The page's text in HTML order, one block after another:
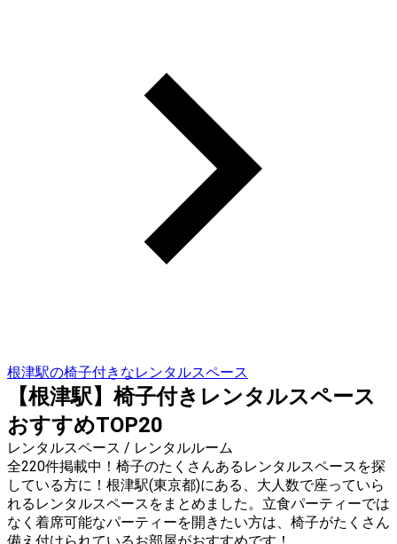
根津駅の椅子付きなレンタルスペース
【根津駅】椅子付きレンタルスペース
おすすめTOP20
レンタルスペース / レンタルルーム
全220件掲載中！椅子のたくさんあるレンタルスペースを探
している方に！根津駅(東京都)にある、大人数で座っていら
れるレンタルスペースをまとめました。立食パーティーでは
なく着席可能なパーティーを開きたい方は、椅子がたくさん